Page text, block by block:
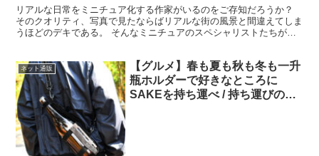
ん（笑）」
リアルな日常をミニチュア化する作家がいるのをご存知だろうか？
そのクオリティ、写真で見たならばリアルな街の風景と間違えてしま
うほどのデキである。 そんなミニチュアのスペシャリストたちが集
ネット通販
【グルメ】春も夏も秋も冬も一升
瓶ホルダーで好きなところに
SAKEを持ち運べ / 持ち運びの難